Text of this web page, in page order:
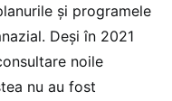
și programele
Deși în 2021
noile
nu au fost